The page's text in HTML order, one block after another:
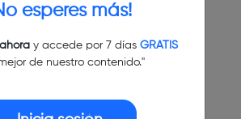
esperes más!
y accede por 7 días GRATIS
de nuestro contenido."